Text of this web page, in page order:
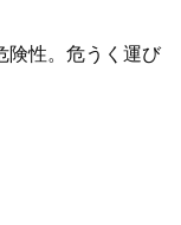
険性。危うく運び